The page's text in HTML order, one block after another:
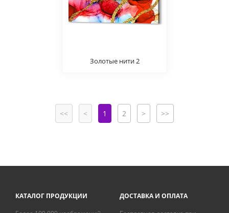
Золотые нити 2
<< < 1 2 > >>
КАТАЛОГ ПРОДУКЦИИ
ДОСТАВКА И ОПЛАТА